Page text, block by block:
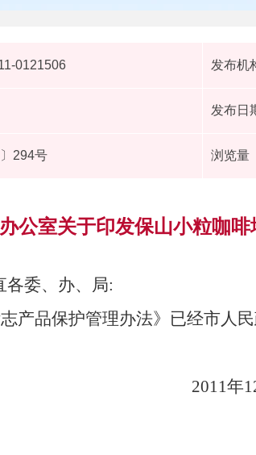
0121506 发布机
发布日
294号 浏览量
公室关于印发保山小粒咖
各委、办、局:
产品保护管理办法》已经市人
2011年